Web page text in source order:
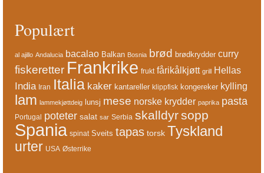
Populært
al ajillo Andalucia bacalao Balkan Bosnia brød brødkrydder curry
fiskeretter Frankrike frukt fårikålkjøtt grill Hellas
India Iran Italia kaker kantareller klippfisk kongereker kylling
lam lammekjøttdeig lunsj mese norske krydder paprika pasta
Portugal poteter salat sar Serbia skalldyrsopp
Spania spinat Sveits tapas torsk Tyskland
urter USA Østerrike